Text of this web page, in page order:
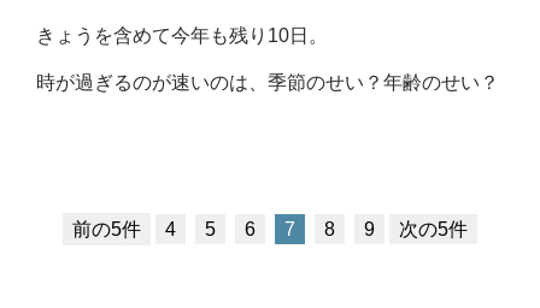
きょうを含めて今年も残り10日。
時が過ぎるのが速いのは、季節のせい？年齢のせい？
前の5件 4 5 6 7 8 9 次の5件